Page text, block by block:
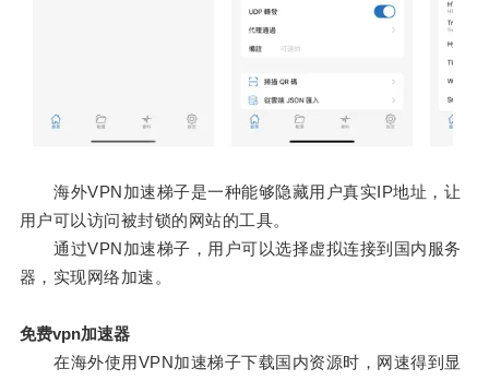
海外VPN加速梯子是一种能够隐藏用户真实IP地址，让
用户可以访问被封锁的网站的工具。
通过VPN加速梯子，用户可以选择虚拟连接到国内服务
器，实现网络加速。
免费vpn加速器
在海外使用VPN加速梯子下载国内资源时，网速得到显